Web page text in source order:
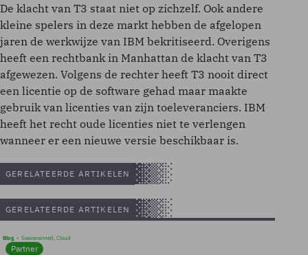
De klacht van T3 staat niet op zichzelf. Ook andere
kleine spelers in deze markt hebben de afgelopen
jaren de werkwijze van IBM bekritiseerd. Overigens
heeft een rechtbank in Manhattan de klacht van T3
afgewezen. Volgens de rechter heeft T3 nooit direct
een licentie op de software gehad maar maakte
gebruik van licenties van zijn toeleveranciers. IBM
heeft het recht oude licenties niet te verlengen
wanneer er een nieuwe versie beschikbaar is.
GERELATEERDE ARTIKELEN
GERELATEERDE ARTIKELEN
Blog Soevereinteit, Cloud
Partner